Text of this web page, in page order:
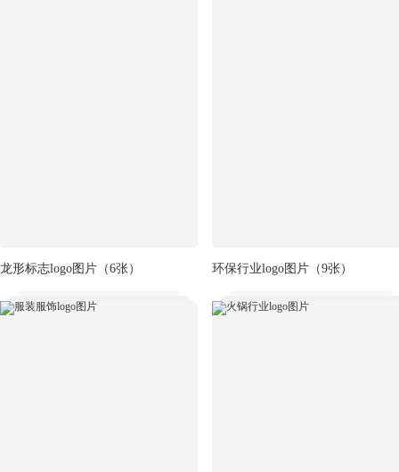
龙形标志logo图片 （6张） 环保行业logo图片 （9张）